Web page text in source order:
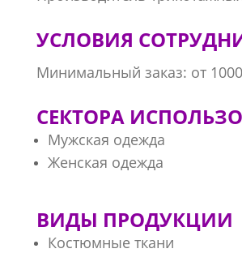
УСЛОВИЯ
Минимальный заказ: от
СЕКТОРА
Мужская одежда
Женская одежда
ВИДЫ ПРОДУКЦИИ
Костюмные ткани